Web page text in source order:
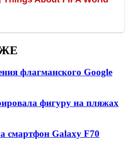
флагманского Google
фигуру на пляжах
смартфон Galaxy F70